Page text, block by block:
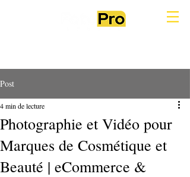
Post
Photographie et Vidéo pour
Marques de Cosmétique et
Beauté | eCommerce &
4 min de lecture